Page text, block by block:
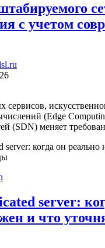
с учетом
сервисов,
(Edge
(SDN) меняет
server:
и что